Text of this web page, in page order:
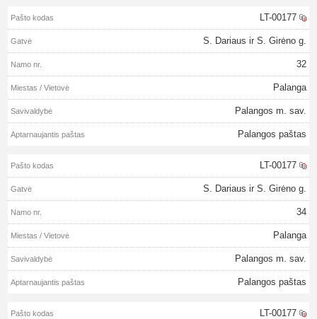
LT-00177
S. Dariaus ir S. Girėno g.
32
Palanga
Palangos m. sav.
Palangos paštas
LT-00177
S. Dariaus ir S. Girėno g.
34
Palanga
Palangos m. sav.
Palangos paštas
LT-00177